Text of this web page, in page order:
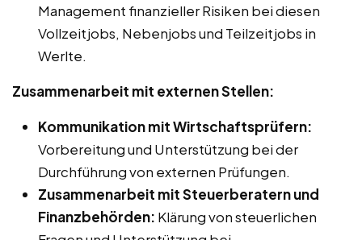
Management finanzieller Risiken bei diesen
Vollzeitjobs, Nebenjobs und Teilzeitjobs in
Werlte.
Zusammenarbeit mit externen Stellen:
Kommunikation mit Wirtschaftsprüfern:
Vorbereitung und Unterstützung bei der
Durchführung von externen Prüfungen.
Zusammenarbeit mit Steuerberatern und
Finanzbehörden: Klärung von steuerlichen